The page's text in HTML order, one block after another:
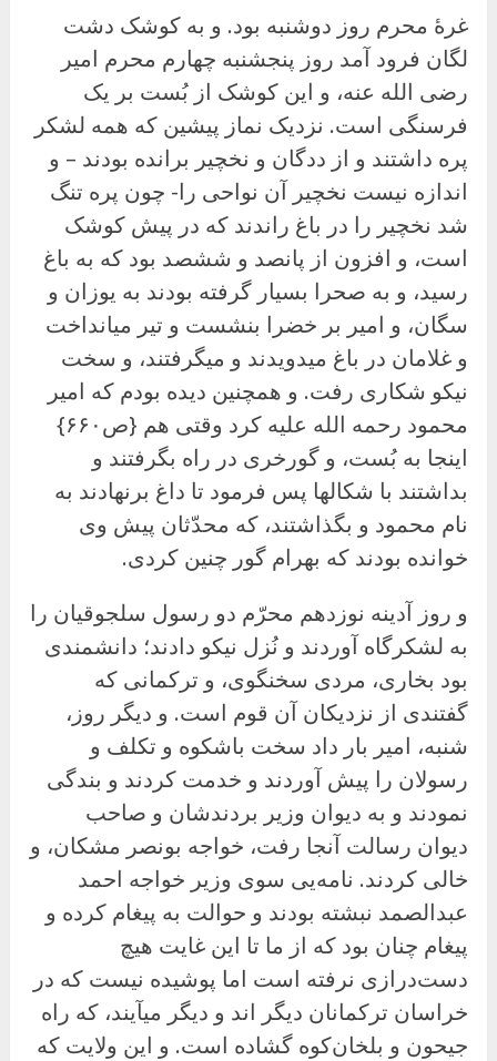
غرهٔ محرم روز دوشنبه بود. و به کوشک دشت
لگان فرود آمد روز پنجشنبه چهارم محرم امیر
رضی الله عنه، و این کوشک از بُست بر یک
فرسنگی است. نزدیک نماز پیشین که همه لشکر
پره داشتند و از ددگان و نخچیر برانده بودند – و
اندازه نیست نخچیر آن نواحی را- چون پره تنگ
شد نخچیر را در باغ راندند که در پیش کوشک
است، و افزون از پانصد و ششصد بود که به باغ
رسید، و به صحرا بسیار گرفته بودند به یوزان و
سگان، و امیر بر خضرا بنشست و تیر میانداخت
و غلامان در باغ میدویدند و میگرفتند، و سخت
نیکو شکاری رفت. و همچنین دیده بودم که امیر
محمود رحمه الله علیه کرد وقتی هم {ص۶۶۰}
اینجا به بُست، و گورخری در راه بگرفتند و
بداشتند با شکالها پس فرمود تا داغ برنهادند به
نام محمود و بگذاشتند، که محدّثان پیش وی
خوانده بودند که بهرام گور چنین کردی.
و روز آدینه نوزدهم محرّم دو رسول سلجوقیان را
به لشکرگاه آوردند و نُزل نیکو دادند؛ دانشمندی
بود بخاری، مردی سخنگوی، و ترکمانی که
گفتندی از نزدیکان آن قوم است. و دیگر روز،
شنبه، امیر بار داد سخت باشکوه و تکلف و
رسولان را پیش آوردند و خدمت کردند و بندگی
نمودند و به دیوان وزیر بردندشان و صاحب
دیوان رسالت آنجا رفت، خواجه بونصر مشکان، و
خالی کردند. نامه‌یی سوی وزیر خواجه احمد
عبدالصمد نبشته بودند و حوالت به پیغام کرده و
پیغام چنان بود که از ما تا این غایت هیچ
دست‌درازی نرفته است اما پوشیده نیست که در
خراسان ترکمانان دیگر اند و دیگر میآیند، که راه
جیحون و بلخان‌کوه گشاده است. و این ولایت که